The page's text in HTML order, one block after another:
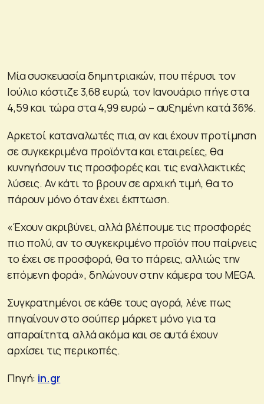
Μία συσκευασία δημητριακών, που πέρυσι τον
Ιούλιο κόστιζε 3,68 ευρώ, τον Ιανουάριο πήγε στα
4,59 και τώρα στα 4,99 ευρώ – αυξημένη κατά 36%.
Αρκετοί καταναλωτές πια, αν και έχουν προτίμηση
σε συγκεκριμένα προϊόντα και εταιρείες, θα
κυνηγήσουν τις προσφορές και τις εναλλακτικές
λύσεις. Αν κάτι το βρουν σε αρχική τιμή, θα το
πάρουν μόνο όταν έχει έκπτωση.
«Έχουν ακριβύνει, αλλά βλέπουμε τις προσφορές
πιο πολύ, αν το συγκεκριμένο προϊόν που παίρνεις
το έχει σε προσφορά, θα το πάρεις, αλλιώς την
επόμενη φορά», δηλώνουν στην κάμερα του MEGA.
Συγκρατημένοι σε κάθε τους αγορά, λένε πως
πηγαίνουν στο σούπερ μάρκετ μόνο για τα
απαραίτητα, αλλά ακόμα και σε αυτά έχουν
αρχίσει τις περικοπές.
Πηγή: in.gr